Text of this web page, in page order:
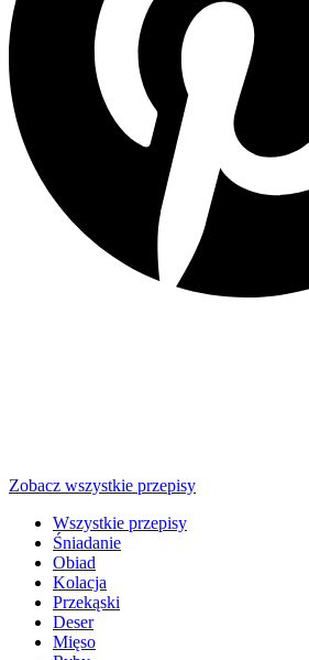
Zobacz wszystkie przepisy
Wszystkie przepisy
Śniadanie
Obiad
Kolacja
Przekąski
Deser
Mięso